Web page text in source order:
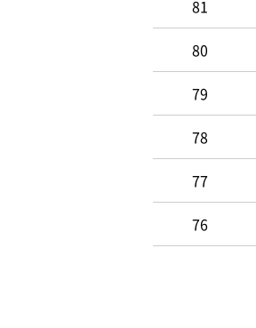
81
80
79
78
77
76